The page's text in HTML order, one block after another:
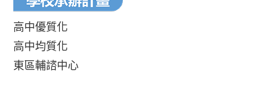
高中優質化
高中均質化
東區輔諮中心